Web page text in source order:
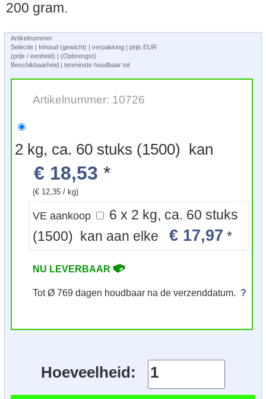
200 gram.
Artikelnummer
Selectie | Inhoud (gewicht) | verpakking | prijs EUR
(prijs / eenheid) | (Opbrengst)
Beschikbaarheid | tenminste houdbaar tot
Artikelnummer: 10726
2 kg, ca. 60 stuks (1500) kan
€ 18,53 *
(€ 12,35 / kg)
VE aankoop
6 x 2 kg, ca. 60 stuks
(1500) kan aan elke€ 17,97 *
NU LEVERBAAR
Tot Ø 769 dagen houdbaar na de verzenddatum. ?
Hoeveelheid: